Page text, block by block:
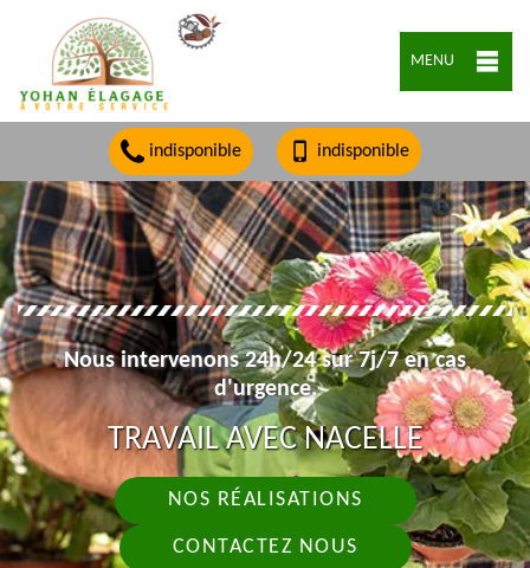
MENU
indisponible indisponible
Nous intervenons 24h/24 sur 7j/7 en cas
d'urgence.
TRAVAIL AVEC NACELLE
NOS RÉALISATIONS
CONTACTEZ NOUS